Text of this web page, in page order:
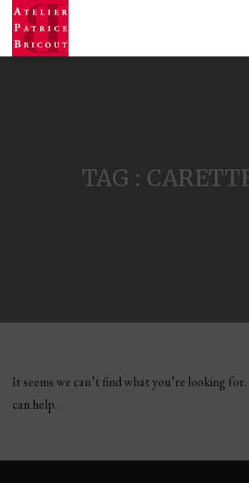
TAG :
It seems we can’t find what you’re looking
can help.